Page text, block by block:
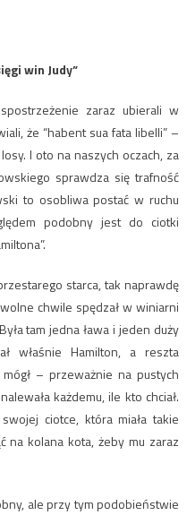
win Judy”
zaraz ubierali w
że “habent sua fata libelli” –
I oto na naszych oczach, za
sprawdza się trafność
to osobliwa postać w ruchu
podobny jest do ciotki
starca, tak naprawdę
chwile spędzał w winiarni
tam jedna ława i jeden duży
właśnie Hamilton, a reszta
– przeważnie na pustych
każdemu, ile kto chciał.
ciotce, która miała takie
na kolana kota, żeby mu zaraz
ale przy tym podobieństwie